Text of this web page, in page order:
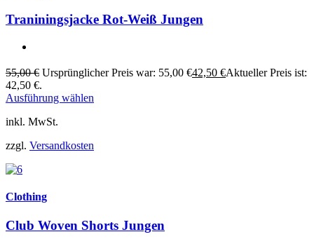
Traniningsjacke Rot-Weiß Jungen
55,00€ Ursprünglicher Preis war: 55,00 €42,50 €Aktueller Preis ist:
42,50 €.
Ausführung wählen
inkl. MwSt.
zzgl. Versandkosten
Clothing
Club Woven Shorts Jungen